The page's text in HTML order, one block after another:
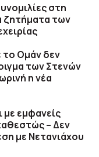
στη
των
το Ομάν δεν
των Στενών
η νέα
με εμφανείς
– Δεν
με Νετανιάχου